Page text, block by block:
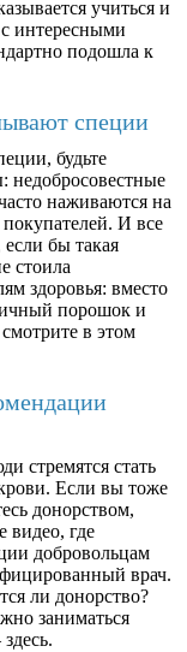
учиться и
интересными
подошла к
специи
будьте
недобросовестные
наживаются на
И все
бы такая
стоила
здоровья: вместо
порошок и
в этом
стремятся стать
Если вы тоже
донорством,
видео, где
добровольцам
врач.
ли донорство?
заниматься